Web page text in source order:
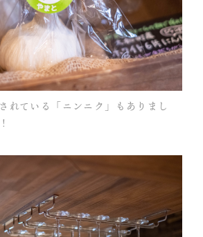
れている「ニンニク」もありまし